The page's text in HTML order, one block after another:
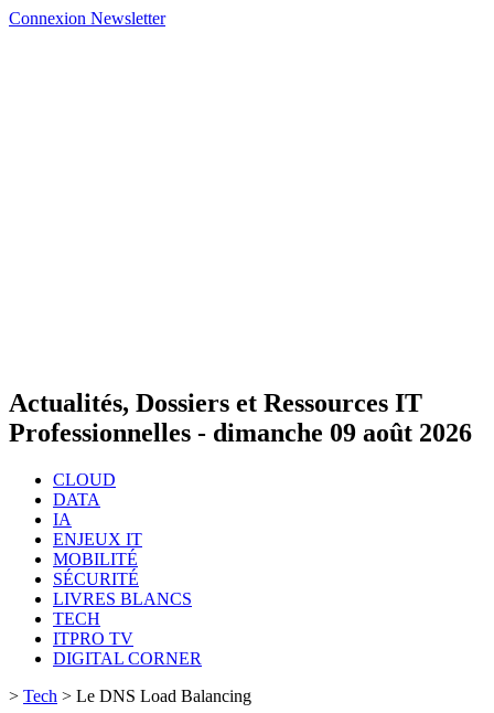
Connexion Newsletter
Actualités, Dossiers et Ressources IT
Professionnelles - dimanche 09 août 2026
CLOUD
DATA
IA
ENJEUX IT
MOBILITÉ
SÉCURITÉ
LIVRES BLANCS
TECH
ITPRO TV
DIGITAL CORNER
> Tech > Le DNS Load Balancing